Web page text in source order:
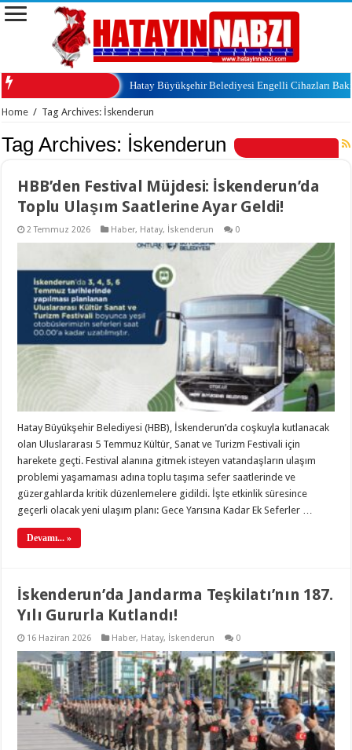
Hatay Büyükşehir Belediyesi Engelli Cihazları
Home / Tag Archives: İskenderun
Tag Archives: İskenderun
HBB’den Festival Müjdesi: İskenderun’da
Toplu Ulaşım Saatlerine Ayar Geldi!
2 Temmuz 2026 Haber, Hatay, İskenderun 0
Hatay Büyükşehir Belediyesi (HBB), İskenderun’da coşkuyla kutlanacak
olan Uluslararası 5 Temmuz Kültür, Sanat ve Turizm Festivali için
harekete geçti. Festival alanına gitmek isteyen vatandaşların ulaşım
problemi yaşamaması adına toplu taşıma sefer saatlerinde ve
güzergahlarda kritik düzenlemelere gidildi. İşte etkinlik süresince
geçerli olacak yeni ulaşım planı: Gece Yarısına Kadar Ek Seferler …
Devamı... »
İskenderun’da Jandarma Teşkilatı’nın 187.
Yılı Gururla Kutlandı!
16 Haziran 2026 Haber, Hatay, İskenderun 0